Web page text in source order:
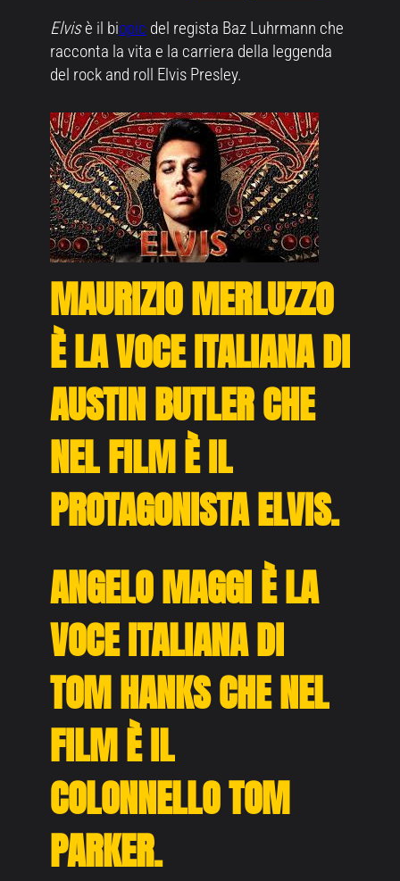
Elvisè il biopic del regista Baz Luhrmann che
racconta la vita e la carriera della leggenda
del rock and roll Elvis Presley.
MAURIZIO MERLUZZO
È LA VOCE ITALIANA DI
AUSTIN BUTLER CHE
NEL FILM È IL
PROTAGONISTA ELVIS.
ANGELO MAGGI È LA
VOCE ITALIANA DI
TOM HANKS CHE NEL
FILM È IL
COLONNELLO TOM
PARKER.